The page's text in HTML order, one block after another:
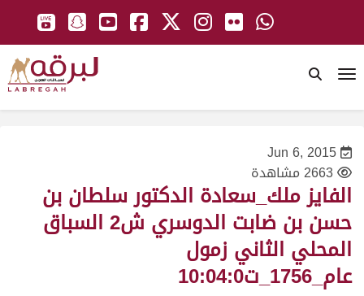
Jun 6, 2015
2663 مشاهدة
الفايز ملك_سعادة الدكتور سلطان بن
حسن بن ضابت الدوسري ش2 السباق
المحلي الثاني زمول
عام_1756_ت10:04:0